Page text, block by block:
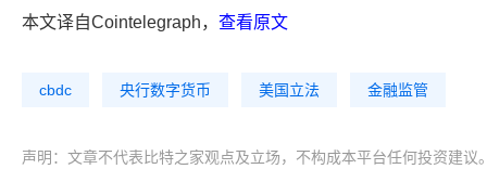
本文译自Cointelegraph， 查看原文
cbdc 央行数字货币 美国立法 金融监管
声明：文章不代表比特之家观点及立场，不构成本平台任何投资建